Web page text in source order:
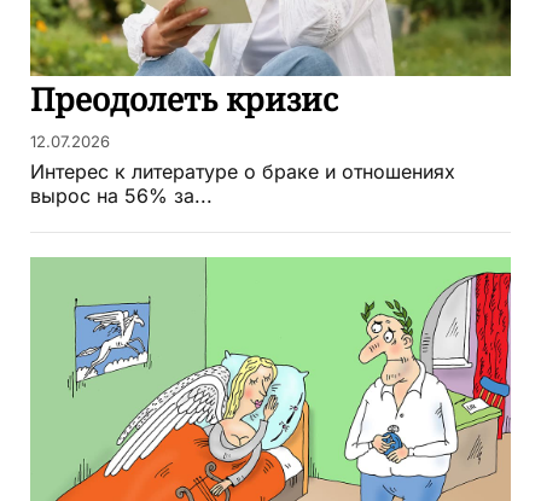
Преодолеть кризис
12.07.2026
Интерес к литературе о браке и отношениях
вырос на 56% за...